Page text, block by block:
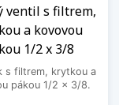
ventil s filtrem,
a kovovou
1/2 x 3/8
s filtrem, krytkou a
pákou 1/2 x 3/8.